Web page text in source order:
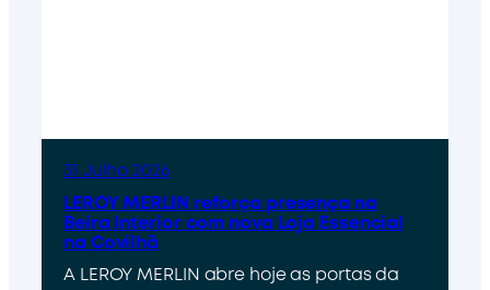
31 Julho 2026
LEROY MERLIN reforça presença na
Beira Interior com nova Loja Essencial
na Covilhã
A LEROY MERLIN abre hoje as portas da